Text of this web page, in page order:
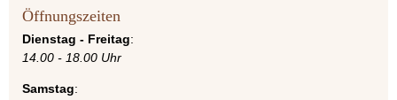
Öffnungszeiten
Dienstag - Freitag:
14.00 - 18.00 Uhr
Samstag: